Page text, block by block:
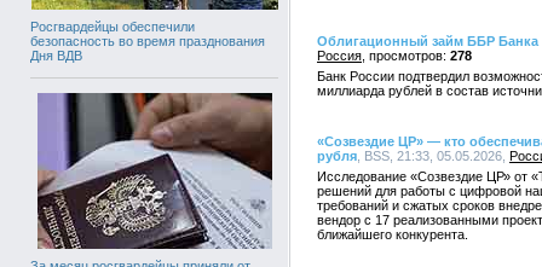
Росгвардейцы обеспечили
безопасность во время празднования
Дня ВДВ
Облигационный займ ББР Банка
Россия
278
Банк России подтвердил
миллиарда рублей в состав
«Созвездие ЦР» — кто
рубля , BSS, 21:33, 05.05.2026,
Исследование «Созвездие ЦР» от
решений для работы с цифровой
требований и сжатых сроков
вендор с 17 реализованными
ближайшего конкурента.